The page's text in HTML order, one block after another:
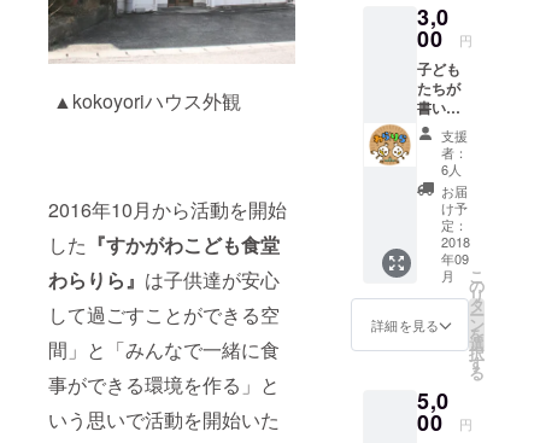
▲kokoyoriハウス外観
2016年10月から活動を開始
した 『すかがわこども食堂
わらりら』 は子供達が安心
して過ごすことができる空
間」と「みんなで一緒に食
事ができる環境を作る」と
いう思いで活動を開始いた
め、大人た
ちがつなが
りを持ち、
元気になる
ための活動
なども企画
していま
3,0
00 円
子ども
たちが
書いた
お礼の
お手紙
をお送
りしま
す。
支援
者：
6人
お届
け予
定：
2018
年09
月
詳細を見る
こ
の
リ
タ
ー
ン
を
選
択
す
る
5,0
00 円